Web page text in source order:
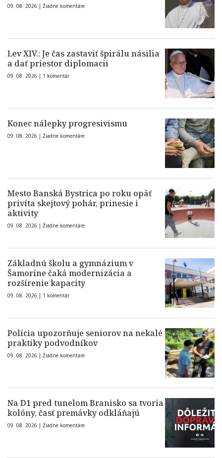
09. 08. 2026 | Žiadne komentáre
Lev XIV.: Je čas zastaviť špirálu násilia
a dať priestor diplomacii
09. 08. 2026 | 1 komentár
Konec nálepky progresivismu
09. 08. 2026 | Žiadne komentáre
Mesto Banská Bystrica po roku opäť
privíta skejtový pohár, prinesie i
aktivity
09. 08. 2026 | Žiadne komentáre
Základnú školu a gymnázium v
Šamoríne čaká modernizácia a
rozšírenie kapacity
09. 08. 2026 | 1 komentár
Polícia upozorňuje seniorov na nekalé
praktiky podvodníkov
09. 08. 2026 | Žiadne komentáre
Na D1 pred tunelom Branisko sa tvoria
kolóny, časť premávky odkláňajú
09. 08. 2026 | Žiadne komentáre